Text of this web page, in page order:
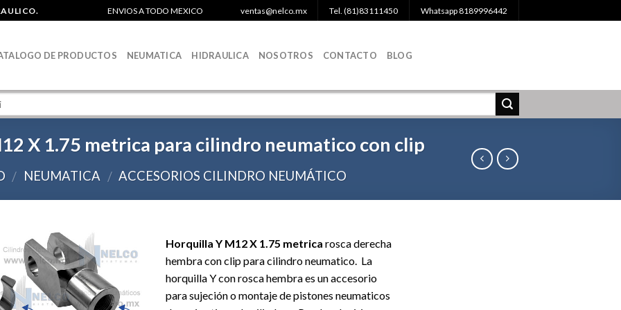
ENVIOS A TODO MEXICO ventas@nelco.mx Tel. (81)83111450 Whatsapp 8189996442
DE PRODUCTOS NEUMATICA HIDRAULICA NOSOTROS CONTACTO BLOG
X 1.75 metrica para cilindro neumatico con clip
/ NEUMATICA / ACCESORIOS CILINDRO NEUMÁTICO
Agregar
a la Lista
de
Horquilla Y M12 X 1.75 metrica rosca derecha
hembra con clip para cilindro neumatico. La
horquilla Y con rosca hembra es un accesorio
para sujeción o montaje de pistones neumaticos